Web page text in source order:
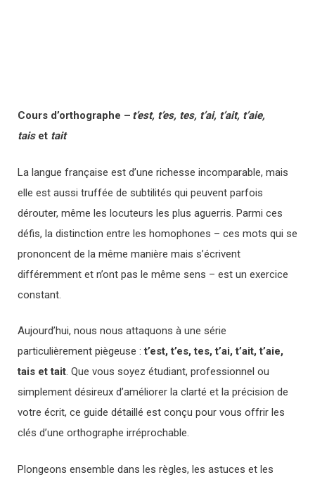
Cours d’orthographe – t’est, t’es, tes, t’ai, t’ait, t’aie,
taiset tait
La langue française est d’une richesse incomparable, mais
elle est aussi truffée de subtilités qui peuvent parfois
dérouter, même les locuteurs les plus aguerris. Parmi ces
défis, la distinction entre les homophones – ces mots qui se
prononcent de la même manière mais s’écrivent
différemment et n’ont pas le même sens – est un exercice
constant.
Aujourd’hui, nous nous attaquons à une série
particulièrement piègeuse :t’est, t’es, tes, t’ai, t’ait, t’aie,
tais et tait. Que vous soyez étudiant, professionnel ou
simplement désireux d’améliorer la clarté et la précision de
votre écrit, ce guide détaillé est conçu pour vous offrir les
clés d’une orthographe irréprochable.
Plongeons ensemble dans les règles, les astuces et les